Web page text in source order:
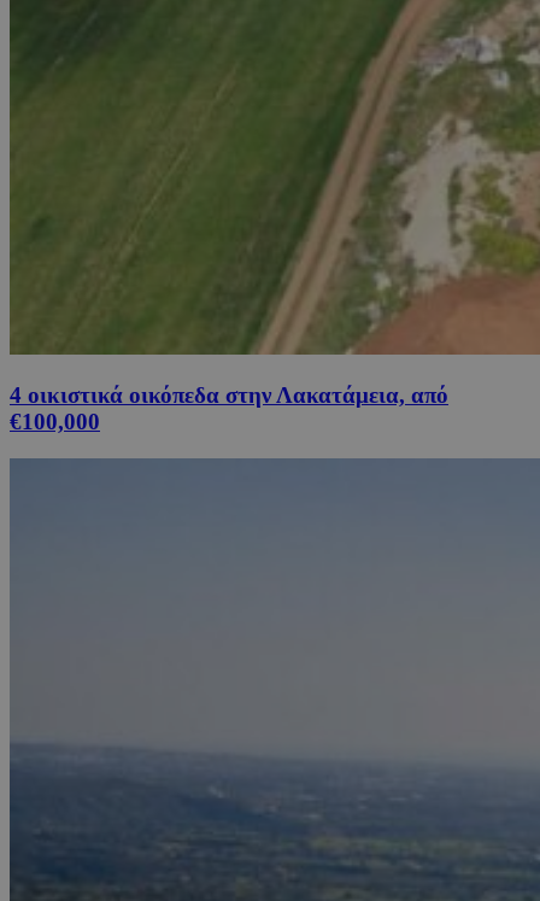
4 οικιστικά οικόπεδα στην Λακατάμεια, από
€100,000